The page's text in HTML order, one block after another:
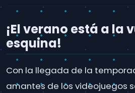
¡El verano está a la
esquina!
Con la llegada de la
amantes de los videojuegos